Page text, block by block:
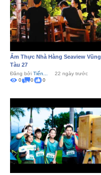
Ẩm Thực Nhà Hàng Seaview Vũng
Tàu 27
Đăng bởi Tiến... 22 ngày trước
0 0 0